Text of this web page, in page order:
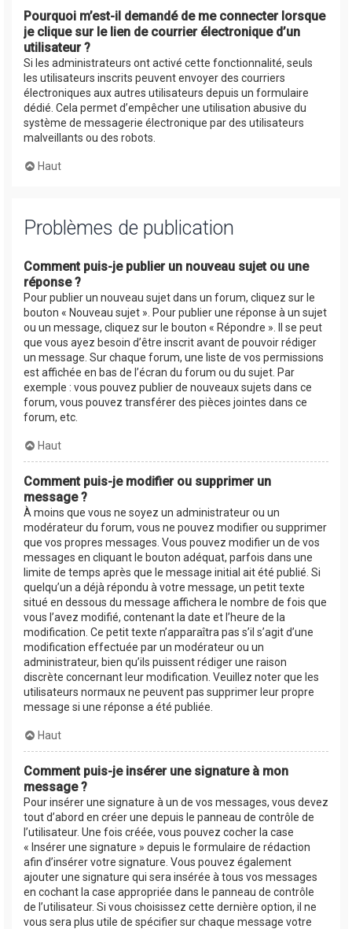
Pourquoi m’est-il demandé de me connecter lorsque
je clique sur le lien de courrier électronique d’un
utilisateur ?
Si les administrateurs ont activé cette fonctionnalité, seuls
les utilisateurs inscrits peuvent envoyer des courriers
électroniques aux autres utilisateurs depuis un formulaire
dédié. Cela permet d’empêcher une utilisation abusive du
système de messagerie électronique par des utilisateurs
malveillants ou des robots.
Haut
Problèmes de publication
Comment puis-je publier un nouveau sujet ou une
réponse ?
Pour publier un nouveau sujet dans un forum, cliquez sur le
bouton « Nouveau sujet ». Pour publier une réponse à un sujet
ou un message, cliquez sur le bouton « Répondre ». Il se peut
que vous ayez besoin d’être inscrit avant de pouvoir rédiger
un message. Sur chaque forum, une liste de vos permissions
est affichée en bas de l’écran du forum ou du sujet. Par
exemple : vous pouvez publier de nouveaux sujets dans ce
forum, vous pouvez transférer des pièces jointes dans ce
forum, etc.
Haut
Comment puis-je modifier ou supprimer un
message ?
À moins que vous ne soyez un administrateur ou un
modérateur du forum, vous ne pouvez modifier ou supprimer
que vos propres messages. Vous pouvez modifier un de vos
messages en cliquant le bouton adéquat, parfois dans une
limite de temps après que le message initial ait été publié. Si
quelqu’un a déjà répondu à votre message, un petit texte
situé en dessous du message affichera le nombre de fois que
vous l’avez modifié, contenant la date et l’heure de la
modification. Ce petit texte n’apparaîtra pas s’il s’agit d’une
modification effectuée par un modérateur ou un
administrateur, bien qu’ils puissent rédiger une raison
discrète concernant leur modification. Veuillez noter que les
utilisateurs normaux ne peuvent pas supprimer leur propre
message si une réponse a été publiée.
Haut
Comment puis-je insérer une signature à mon
message ?
Pour insérer une signature à un de vos messages, vous devez
tout d’abord en créer une depuis le panneau de contrôle de
l’utilisateur. Une fois créée, vous pouvez cocher la case
« Insérer une signature » depuis le formulaire de rédaction
afin d’insérer votre signature. Vous pouvez également
ajouter une signature qui sera insérée à tous vos messages
en cochant la case appropriée dans le panneau de contrôle
de l’utilisateur. Si vous choisissez cette dernière option, il ne
vous sera plus utile de spécifier sur chaque message votre